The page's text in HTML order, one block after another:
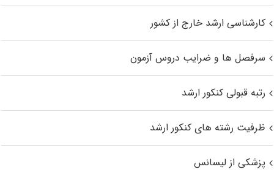
کارشناسی ارشد خارج از کشور
سرفصل ها و ضرایب دروس آزمون
رتبه قبولی کنکور ارشد
ظرفیت رشته های کنکور ارشد
پزشکی از لیسانس